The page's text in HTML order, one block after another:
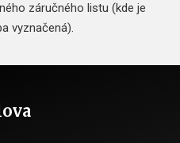
záručného listu (kde je
vyznačená).